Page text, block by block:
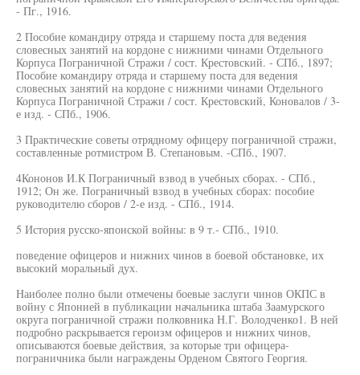
- Пг., 1916.
2 Пособие командиру отряда и старшему поста для ведения
словесных занятий на кордоне с нижними чинами Отдельного
Корпуса Пограничной Стражи / сост. Крестовский. - СПб., 1897;
Пособие командиру отряда и старшему поста для ведения
словесных занятий на кордоне с нижними чинами Отдельного
Корпуса Пограничной Стражи / сост. Крестовский, Коновалов / 3-
е изд. - СПб., 1906.
3 Практические советы отрядному офицеру пограничной стражи,
составленные ротмистром В. Степановым. -СПб., 1907.
4Кононов И.К Пограничный взвод в учебных сборах. - СПб.,
1912; Он же. Пограничный взвод в учебных сборах: пособие
руководителю сборов / 2-е изд. - СПб., 1914.
5 История русско-японской войны: в 9 т.- СПб., 1910.
поведение офицеров и нижних чинов в боевой обстановке, их
высокий моральный дух.
Наиболее полно были отмечены боевые заслуги чинов ОКПС в
войну с Японией в публикации начальника штаба Заамурского
округа пограничной стражи полковника Н.Г. Володченко1. В ней
подробно раскрывается героизм офицеров и нижних чинов,
описываются боевые действия, за которые три офицера-
пограничника были награждены Орденом Святого Георгия.